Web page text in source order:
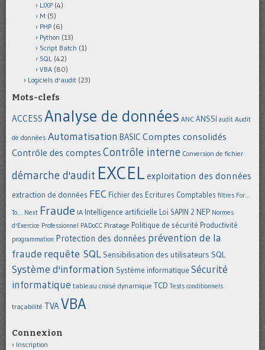
LIXP (4)
M (5)
PHP (6)
Python (13)
Script Batch (1)
SQL (42)
VBA (80)
Logiciels d'audit (23)
Mots-clefs
ACCESS Analyse de données ANC ANSSI audit Audit
de données Automatisation BASIC Comptes consolidés
Contrôle des comptes Contrôle interne Conversion de fichier
démarche d'audit EXCEL exploitation des données
extraction de données FEC Fichier des Ecritures Comptables filtres For...
To... Next Fraude IA Intelligence artificielle Loi SAPIN 2 NEP Normes
d'Exercice Professionnel PADoCC Piratage Politique de sécurité Productivité
programmation Protection des données prévention de la
fraude requête SQL Sensibilisation des utilisateurs SQL
Système d'information Système informatique Sécurité
informatique tableau croisé dynamique TCD Tests conditionnels
traçabilité TVAVBA
Connexion
Inscription